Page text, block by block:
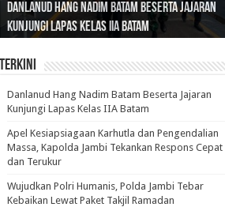
Danlanud Hang Nadim Batam Beserta Jajaran
Kunjungi Lapas Kelas IIA Batam
Silaturahmi dan Reses Komite I DPD RI di Polda
Jambi Bahas Sinergitas Penanganan Narkotika
Edukasi Pembentukan Karakter Generasi
Penerus
Cepat Beroperasi Agar Bisa Layani Masyarakat
Penuhi Kebutuhannya
Nusantara: Ratu Wangsa, Wanita Berkelas
dengan Pengaruh Internasional
Terkini
Danlanud Hang Nadim Batam Beserta Jajaran
Kunjungi Lapas Kelas IIA Batam
Apel Kesiapsiagaan Karhutla dan Pengendalian
Massa, Kapolda Jambi Tekankan Respons Cepat
dan Terukur
Wujudkan Polri Humanis, Polda Jambi Tebar
Kebaikan Lewat Paket Takjil Ramadan